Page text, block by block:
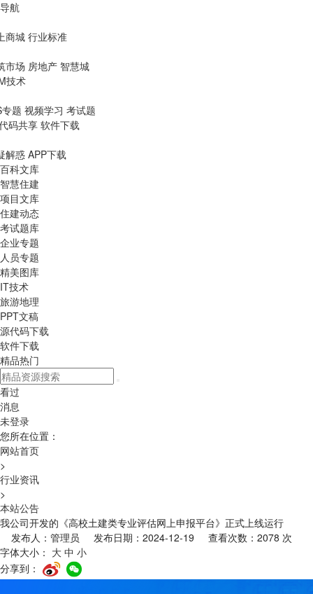
导航
商城 行业标准
市场 房地产 智慧城
技术
题 视频学习 考试题
码共享 软件下载
解惑 APP下载
百科文库
智慧住建
项目文库
住建动态
考试题库
企业专题
人员专题
精美图库
IT技术
旅游地理
PPT文稿
源代码下载
软件下载
精品热门
看过
消息
未登录
您所在位置：
网站首页
>
行业资讯
>
本站公告
我公司开发的《高校土建类专业评估网上申报平台》正式上线运行
发布人：管理员 发布日期：2024-12-19 查看次数：2078 次
字体大小： 大 中 小
分享到：